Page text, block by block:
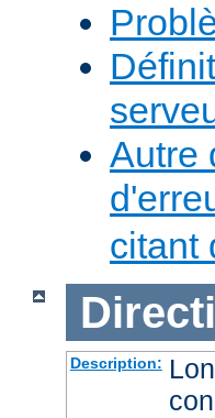
Autre
citant
Description: